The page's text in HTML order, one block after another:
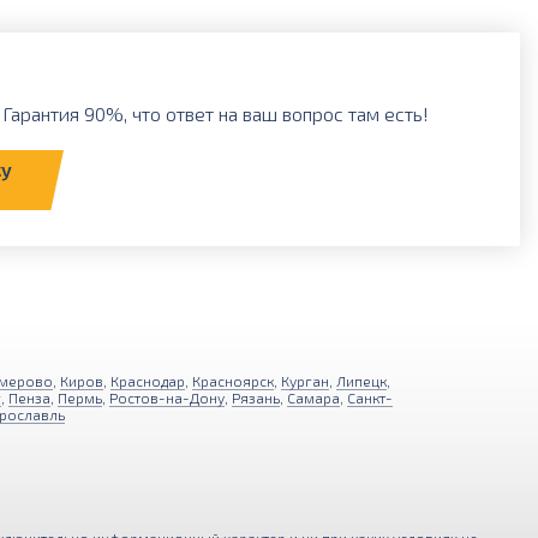
90%, что ответ на ваш вопрос там есть!
Киров Краснодар Красноярск Курган Липецк
Пенза Пермь Ростов-на-Дону Рязань Самара Санкт-